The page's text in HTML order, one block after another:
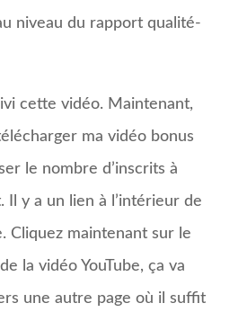
niveau du rapport qualité-
cette vidéo. Maintenant,
ma vidéo bonus
le nombre d’inscrits à
Il y a un lien à l’intérieur de
Cliquez maintenant sur le
la vidéo YouTube, ça va
une autre page où il suffit